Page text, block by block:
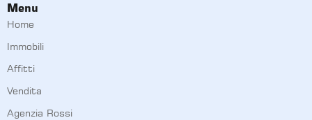
Menu
Home
Immobili
Affitti
Vendita
Agenzia Rossi